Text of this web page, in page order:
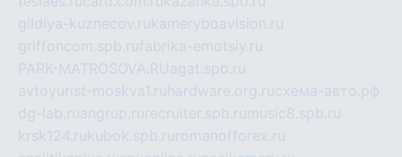
gildiya-kuznecov.rukameryboavision.ru
griffoncom.spb.rufabrika-emotsiy.ru
PARK-MATROSOVA.RUagat.spb.ru
avtoyurist-moskva1.ru hardware.org.ruсхема-авто.рф
dg-lab.ruangrup.ru recruiter.spb.ru music8.spb.ru
krsk124.rukubok.spb.ru romanofforex.ru